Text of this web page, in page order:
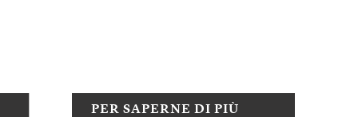
PER SAPERNE DI PIÙ